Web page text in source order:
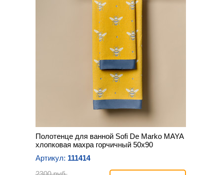
Полотенце для ванной Sofi De Marko MAYA
хлопковая махра горчичный 50х90
Артикул: 111414